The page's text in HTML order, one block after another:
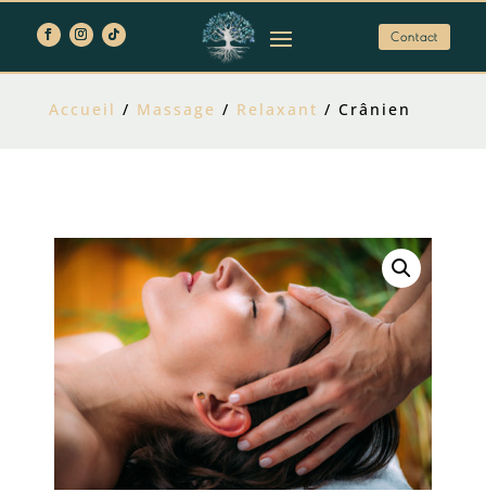
Contact
Accueil / Massage / Relaxant / Crânien